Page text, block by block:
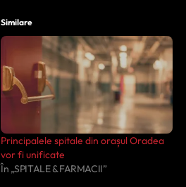
Similare
Principalele spitale din orașul Oradea
vor fi unificate
În „SPITALE & FARMACII”